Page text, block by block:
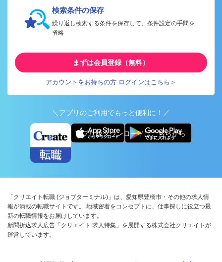
検索条件の保存
繰り返し検索する条件を保存して、条件設定の手間を
省略
まずは会員登録（無料）
アカウントをお持ちの方 ログインはこちら＞
＼アプリのご利用でもっと便利に！／
アプリ版ダウンロードはこちらから
「クリエイト転職 (ジョブターミナル)」は、愛知県豊橋市・その他の求人情
報が満載の転職サイトです。 地域密着をコンセプトに、仕事探しに役立つ最
新の転職情報をお届けしています。
新聞折込求人広告「クリエイト 求人特集」を展開する株式会社クリエイトが
運営しています。